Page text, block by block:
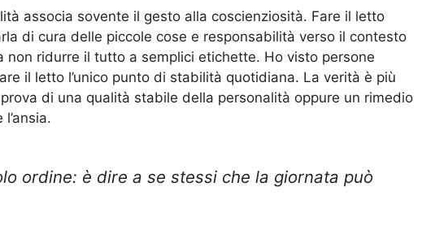
associa sovente il gesto alla coscienziosità. Fare il letto
di cura delle piccole cose e responsabilità verso il contesto
non ridurre il tutto a semplici etichette. Ho visto persone
il letto l’unico punto di stabilità quotidiana. La verità è più
di una qualità stabile della personalità oppure un rimedio
ordine: è dire a se stessi che la giornata può